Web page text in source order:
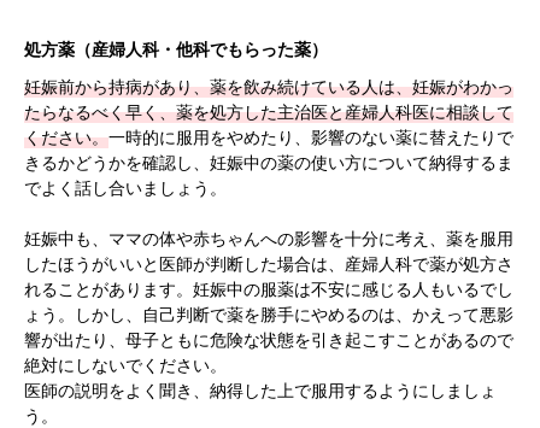
処方薬（産婦人科・他科でもらった薬）
妊娠前から持病があり、薬を飲み続けている人は、妊娠がわかっ
たらなるべく早く、薬を処方した主治医と産婦人科医に相談して
ください。一時的に服用をやめたり、影響のない薬に替えたりで
きるかどうかを確認し、妊娠中の薬の使い方について納得するま
でよく話し合いましょう。
妊娠中も、ママの体や赤ちゃんへの影響を十分に考え、薬を服用
したほうがいいと医師が判断した場合は、産婦人科で薬が処方さ
れることがあります。妊娠中の服薬は不安に感じる人もいるでし
ょう。しかし、自己判断で薬を勝手にやめるのは、かえって悪影
響が出たり、母子ともに危険な状態を引き起こすことがあるので
絶対にしないでください。
医師の説明をよく聞き、納得した上で服用するようにしましょ
う。